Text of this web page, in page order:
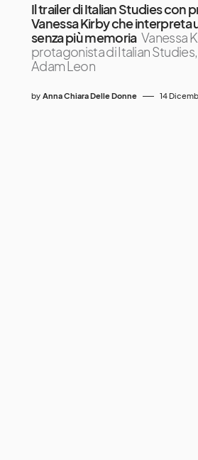
Il trailer di Italian Studies con
Vanessa Kirby che interpreta
senza più memoria Vanessa
protagonista di Italian
Adam Leon
by Anna Chiara Delle Donne 14